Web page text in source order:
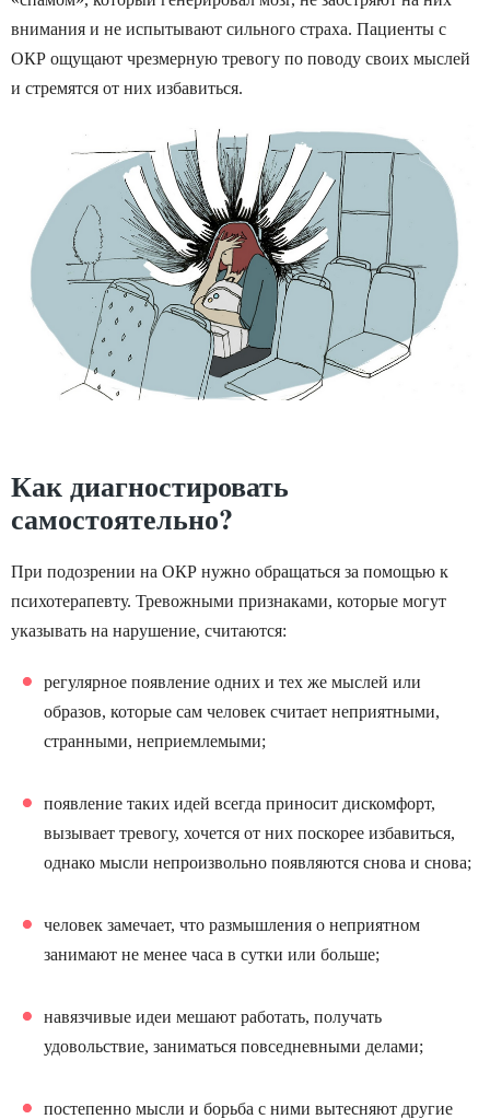
внимания и не испытывают сильного страха. Пациенты с
ОКР ощущают чрезмерную тревогу по поводу своих мыслей
и стремятся от них избавиться.
Как диагностировать
самостоятельно?
При подозрении на ОКР нужно обращаться за помощью к
психотерапевту. Тревожными признаками, которые могут
указывать на нарушение, считаются:
регулярное появление одних и тех же мыслей или
образов, которые сам человек считает неприятными,
странными, неприемлемыми;
появление таких идей всегда приносит дискомфорт,
вызывает тревогу, хочется от них поскорее избавиться,
однако мысли непроизвольно появляются снова и снова;
человек замечает, что размышления о неприятном
занимают не менее часа в сутки или больше;
навязчивые идеи мешают работать, получать
удовольствие, заниматься повседневными делами;
постепенно мысли и борьба с ними вытесняют другие